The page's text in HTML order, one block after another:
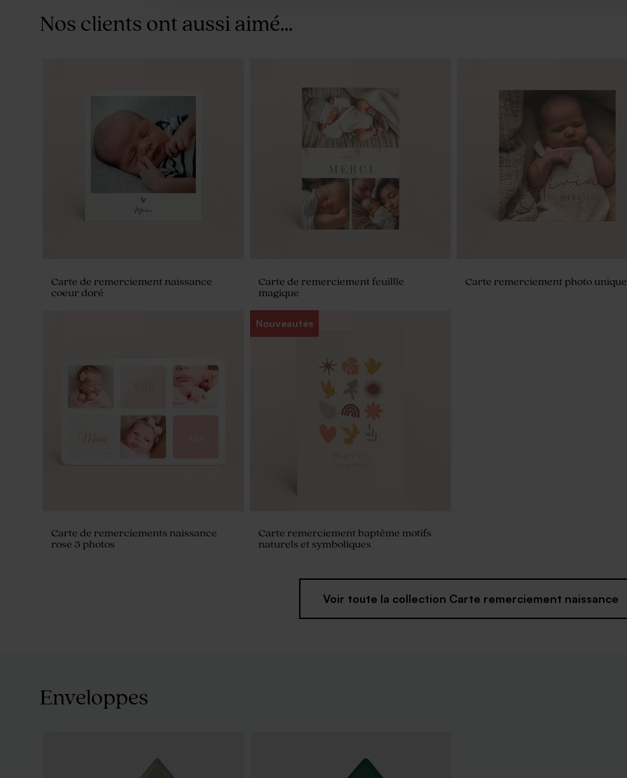
Boîte DIY cadeaux invités naissance
Contenant dragées baptême tissu vert
Moulin à vent baptême vert et son
crayon personnalisable
Tube de paillette de savon - Cadeau
invité baptême
Contenant à dragées baptême rond
velours eucalyptus
Nos clients ont aussi aimé...
Carte de remerciement naissance
coeur doré
Carte de remerciement feuillle
magique
Carte remerciement photo unique
Carte de remerciements naissance
rose 3 photos
Nouveautés
Carte remerciement baptême motifs
naturels et symboliques
Voir toute la collection Carte remerciement naissance
Enveloppes